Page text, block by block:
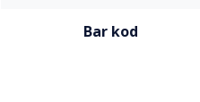
bar kod